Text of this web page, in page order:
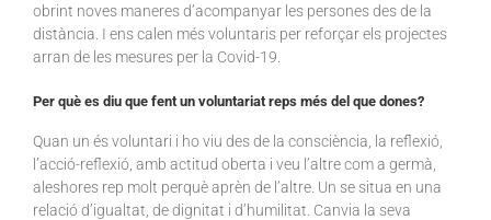
obrint noves maneres d’acompanyar les persones des de la
distància. I ens calen més voluntaris per reforçar els projectes
arran de les mesures per la Covid-19.
Per què es diu que fent un voluntariat reps més del que dones?
Quan un és voluntari i ho viu des de la consciència, la reflexió,
l’acció-reflexió, amb actitud oberta i veu l’altre com a germà,
aleshores rep molt perquè aprèn de l’altre. Un se situa en una
relació d’igualtat, de dignitat i d’humilitat. Canvia la seva